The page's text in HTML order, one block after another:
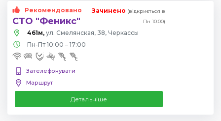
Рекомендовано
СТО "Феникс"
Зачинено (відкриється в
Пн 10:00)
461м, ул. Смелянская, 38, Черкассы
Пн-Пт 10:00 – 17:00
Зателефонувати
Маршрут
Детальніше